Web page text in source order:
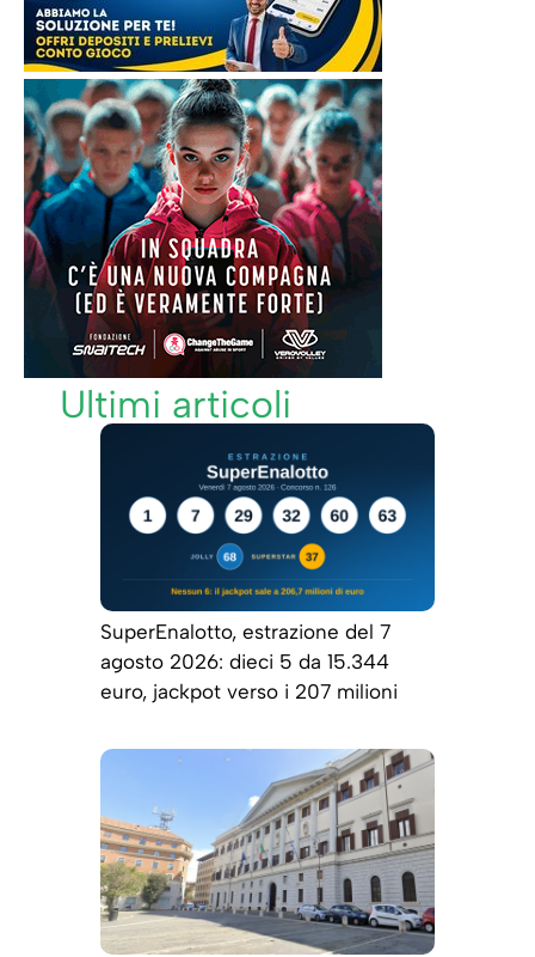
Ultimi articoli
SuperEnalotto, estrazione del 7
agosto 2026: dieci 5 da 15.344
euro, jackpot verso i 207 milioni